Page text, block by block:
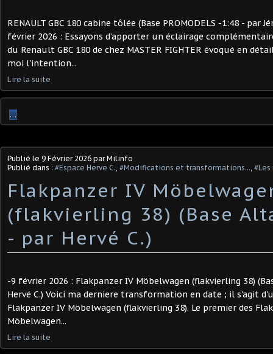
RENAULT GBC 180 cabine tôlée (Base PROMODELS -1:48 - par
février 2026 : Essayons d’apporter un éclairage
du Renault GBC 180 de chez MASTER FIGHTER évoqué en
moi l'intention...
Lire la suite
…
Publié le 9 Février 2026 par Milinfo
Publié dans : #Espace Herve C., #Modifications et transformations...,
Flakpanzer IV
(flakvierling 38) (Base
- par Hervé C.) ​
-9 février 2026 : Flakpanzer IV Möbelwagen (flakvierling 38)
Hervé C.) Voici ma derniere transformation en date ; il s'agit
Flakpanzer IV Möbelwagen (flakvierling 38). Le premier des
Möbelwagen...
Lire la suite